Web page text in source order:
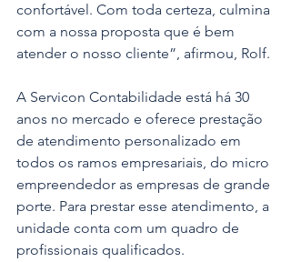
confortável. Com toda certeza, culmina
com a nossa proposta que é bem
atender o nosso cliente”, afirmou, Rolf.
A Servicon Contabilidade está há 30
anos no mercado e oferece prestação
de atendimento personalizado em
todos os ramos empresariais, do micro
empreendedor as empresas de grande
porte. Para prestar esse atendimento, a
unidade conta com um quadro de
profissionais qualificados.